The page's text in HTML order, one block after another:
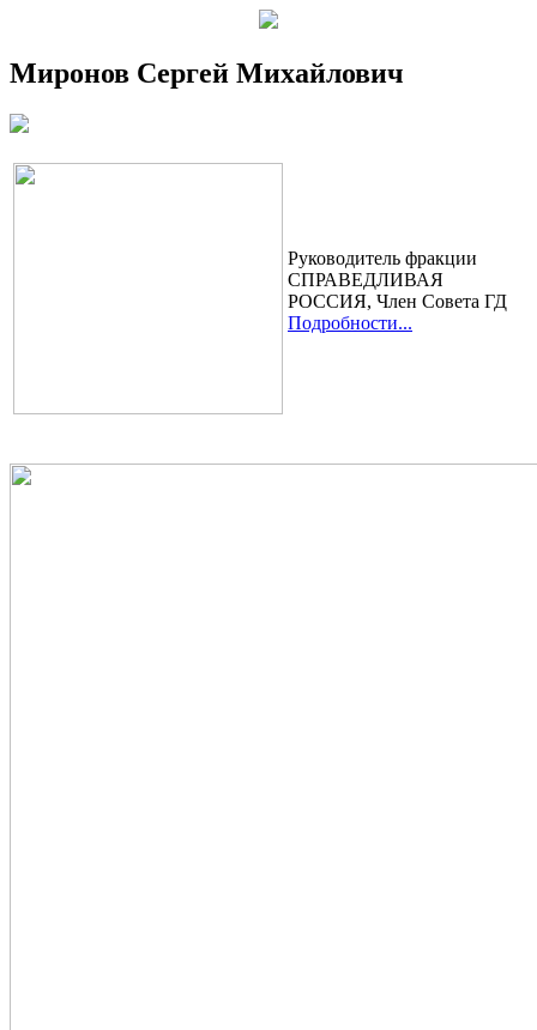
Миронов Сергей Михайлович
Руководитель фракции
СПРАВЕДЛИВАЯ
РОССИЯ, Член Cовета ГД
Подробности...